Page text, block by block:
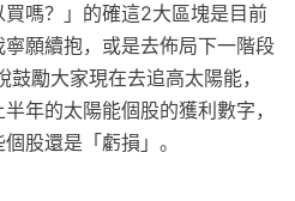
嗎？」的確這2大區塊是目前
願續抱，或是去佈局下一階段
勵大家現在去追高太陽能，
年的太陽能個股的獲利數字，
股還是「虧損」。